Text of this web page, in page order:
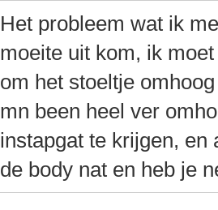
Het probleem wat ik
moeite uit kom, ik
om het stoeltje
mn been heel ver
instapgat te krijgen, en
de body nat en heb je